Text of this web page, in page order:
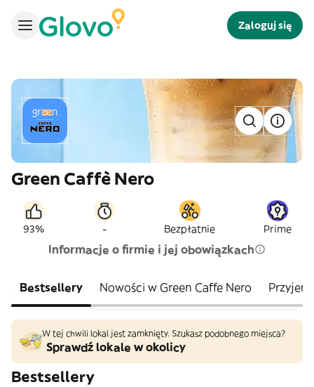
Zaloguj się
Green Caffè Nero
93% - Bezpłatnie Prime
Informacje o firmie i jej obowiązkach
Bestsellery Nowości w Green Caffe Nero
W tej chwili lokal jest zamknięty. Szukasz podobnego miejsca?
Sprawdź lokale w okolicy
Bestsellery